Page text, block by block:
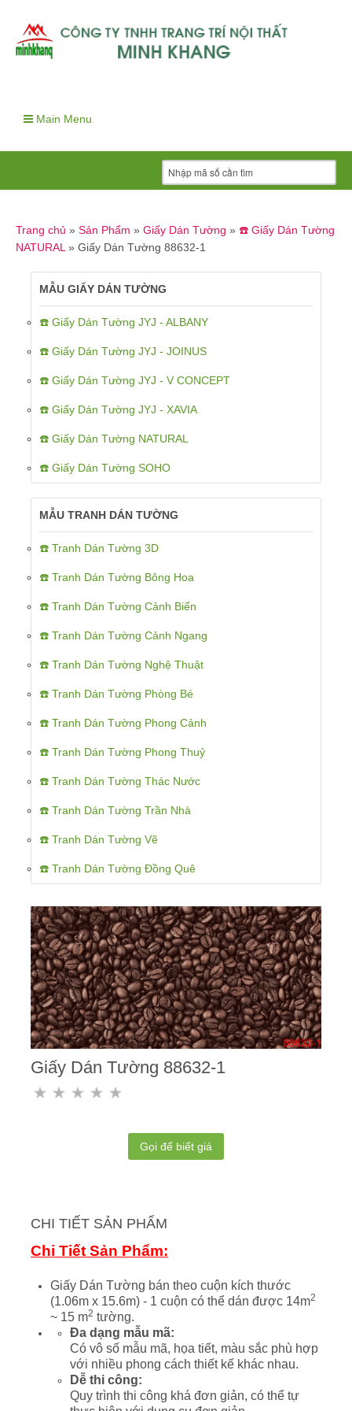
Main Menu
Trang chủ » Sản Phẩm » Giấy Dán Tường » ☎️ Giấy Dán Tường
NATURAL » Giấy Dán Tường 88632-1
MẪU GIẤY DÁN TƯỜNG
☎️ Giấy Dán Tường JYJ - ALBANY
☎️ Giấy Dán Tường JYJ - JOINUS
☎️ Giấy Dán Tường JYJ - V CONCEPT
☎️ Giấy Dán Tường JYJ - XAVIA
☎️ Giấy Dán Tường NATURAL
☎️ Giấy Dán Tường SOHO
MẪU TRANH DÁN TƯỜNG
☎️ Tranh Dán Tường 3D
☎️ Tranh Dán Tường Bông Hoa
☎️ Tranh Dán Tường Cảnh Biển
☎️ Tranh Dán Tường Cảnh Ngang
☎️ Tranh Dán Tường Nghệ Thuật
☎️ Tranh Dán Tường Phòng Bé
☎️ Tranh Dán Tường Phong Cảnh
☎️ Tranh Dán Tường Phong Thuỷ
☎️ Tranh Dán Tường Thác Nước
☎️ Tranh Dán Tường Trần Nhà
☎️ Tranh Dán Tường Vẽ
☎️ Tranh Dán Tường Đồng Quê
Giấy Dán Tường 88632-1
Gọi để biết giá
CHI TIẾT SẢN PHẨM
Chi Tiết Sản Phẩm:
Giấy Dán Tường bán theo cuộn kích thước
(1.06m x 15.6m) - 1 cuộn có thể dán được 14m2
~ 15 m2 tường.
Đa dạng mẫu mã:
Có vô số mẫu mã, họa tiết, màu sắc phù hợp
với nhiều phong cách thiết kế khác nhau.
Dễ thi công:
Quy trình thi công khá đơn giản, có thể tự